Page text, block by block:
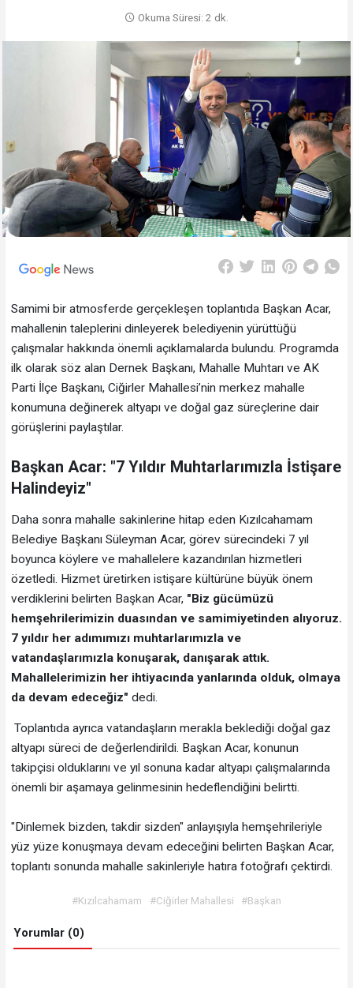
Okuma Süresi: 2 dk.
Samimi bir atmosferde gerçekleşen toplantıda Başkan Acar,
mahallenin taleplerini dinleyerek belediyenin yürüttüğü
çalışmalar hakkında önemli açıklamalarda bulundu. Programda
ilk olarak söz alan Dernek Başkanı, Mahalle Muhtarı ve AK
Parti İlçe Başkanı, Ciğirler Mahallesi’nin merkez mahalle
konumuna değinerek altyapı ve doğal gaz süreçlerine dair
görüşlerini paylaştılar.
Başkan Acar: "7 Yıldır Muhtarlarımızla İstişare
Halindeyiz"
Daha sonra mahalle sakinlerine hitap eden Kızılcahamam
Belediye Başkanı Süleyman Acar, görev sürecindeki 7 yıl
boyunca köylere ve mahallelere kazandırılan hizmetleri
özetledi. Hizmet üretirken istişare kültürüne büyük önem
verdiklerini belirten Başkan Acar,"Biz gücümüzü
hemşehrilerimizin duasından ve samimiyetinden alıyoruz.
7 yıldır her adımımızı muhtarlarımızla ve
vatandaşlarımızla konuşarak, danışarak attık.
Mahallelerimizin her ihtiyacında yanlarında olduk, olmaya
da devam edeceğiz" dedi.
Toplantıda ayrıca vatandaşların merakla beklediği doğal gaz
altyapı süreci de değerlendirildi. Başkan Acar, konunun
takipçisi olduklarını ve yıl sonuna kadar altyapı çalışmalarında
önemli bir aşamaya gelinmesinin hedeflendiğini belirtti.
"Dinlemek bizden, takdir sizden" anlayışıyla hemşehrileriyle
yüz yüze konuşmaya devam edeceğini belirten Başkan Acar,
toplantı sonunda mahalle sakinleriyle hatıra fotoğrafı çektirdi.
#Kızılcahamam #Ciğirler Mahallesi #Başkan
Yorumlar (0)